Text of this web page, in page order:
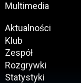
Multimedia
Aktualności
Klub
Zespół
Rozgrywki
Statystyki